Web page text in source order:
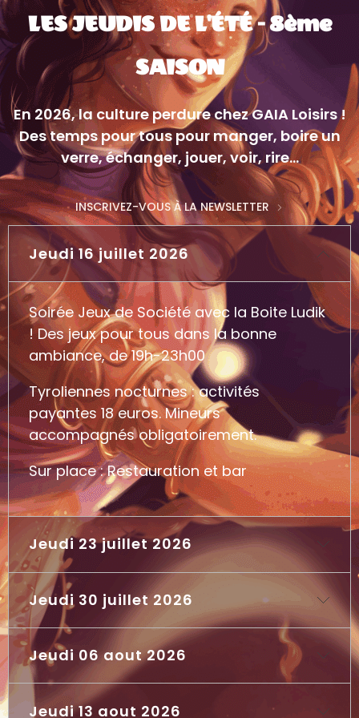
LES JEUDIS DE L'ÉTÉ - 8ème
SAISON
En 2026, la culture perdure chez GAIA Loisirs !
Des temps pour tous pour manger, boire un
verre, échanger, jouer, voir, rire...
INSCRIVEZ-VOUS À LA NEWSLETTER
Jeudi 16 juillet 2026
Soirée Jeux de Société avec la Boite Ludik
! Des jeux pour tous dans la bonne
ambiance, de 19h-23h00
Tyroliennes nocturnes : activités
payantes 18 euros. Mineurs
accompagnés obligatoirement.
Sur place : Restauration et bar
Jeudi 23 juillet 2026
19h00 : Apéro Ambiancé
21h00 : John et les Nonnes par la Cie Un
des Ces 4 !
Un spectacle mêlant performance, cirque
Jeudi 30 juillet 2026
Soirée Jeux de Société avec la Boite Ludik
! Des jeux pour tous dans la bonne
ambiance, de 19h-23h00
Jeudi 06 aout 2026
Jeudi 13 aout 2026